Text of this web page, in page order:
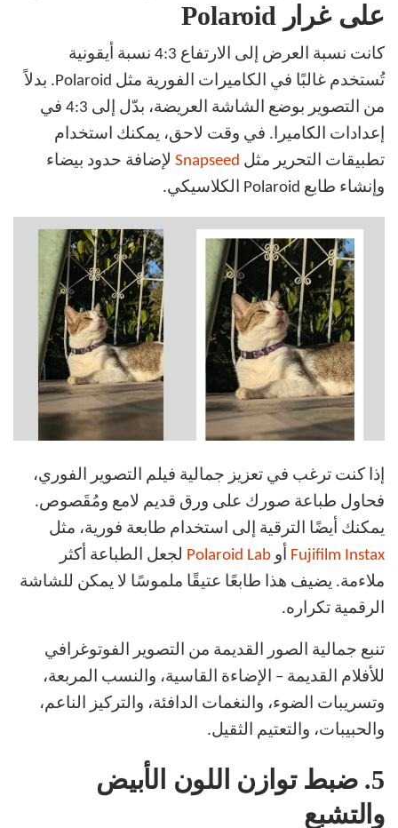
على غرار Polaroid
كانت نسبة العرض إلى الارتفاع 4:3 نسبة أيقونية
تُستخدم غالبًا في الكاميرات الفورية مثل Polaroid. بدلاً
من التصوير بوضع الشاشة العريضة، بدّل إلى 4:3 في
إعدادات الكاميرا. في وقت لاحق، يمكنك استخدام
تطبيقات التحرير مثل Snapseed لإضافة حدود بيضاء
وإنشاء طابع Polaroid الكلاسيكي.
إذا كنت ترغب في تعزيز جمالية فيلم التصوير الفوري،
فحاول طباعة صورك على ورق قديم لامع ومُقَصوص.
يمكنك أيضًا الترقية إلى استخدام طابعة فورية، مثل
Fujifilm Instax أو Polaroid Lab لجعل الطباعة أكثر
ملاءمة. يضيف هذا طابعًا عتيقًا ملموسًا لا يمكن للشاشة
الرقمية تكراره.
تنبع جمالية الصور القديمة من التصوير الفوتوغرافي
للأفلام القديمة – الإضاءة القاسية، والنسب المربعة،
وتسريبات الضوء، والنغمات الدافئة، والتركيز الناعم،
والحبيبات، والتعتيم الثقيل.
5. ضبط توازن اللون الأبيض
والتشبع